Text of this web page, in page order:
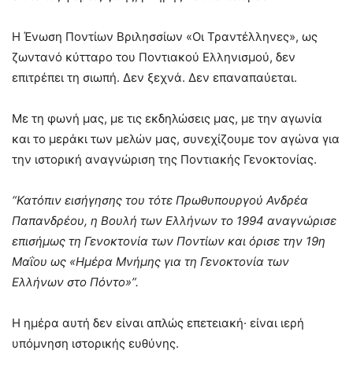
Η Ένωση Ποντίων Βριλησσίων «Οι Τραντέλληνες», ως
ζωντανό κύτταρο του Ποντιακού Ελληνισμού, δεν
επιτρέπει τη σιωπή. Δεν ξεχνά. Δεν επαναπαύεται.
Με τη φωνή μας, με τις εκδηλώσεις μας, με την αγωνία
και το μεράκι των μελών μας, συνεχίζουμε τον αγώνα για
την ιστορική αναγνώριση της Ποντιακής Γενοκτονίας.
“Κατόπιν εισήγησης του τότε Πρωθυπουργού Ανδρέα
Παπανδρέου, η Βουλή των Ελλήνων το 1994 αναγνώρισε
επισήμως τη Γενοκτονία των Ποντίων και όρισε την 19η
Μαΐου ως «Ημέρα Μνήμης για τη Γενοκτονία των
Ελλήνων στο Πόντο»”.
Η ημέρα αυτή δεν είναι απλώς επετειακή· είναι ιερή
υπόμνηση ιστορικής ευθύνης.